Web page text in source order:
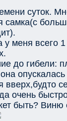
суток.
самка(с
у меня всего
до гибели:
вверх,будто
очень
быть? Виню